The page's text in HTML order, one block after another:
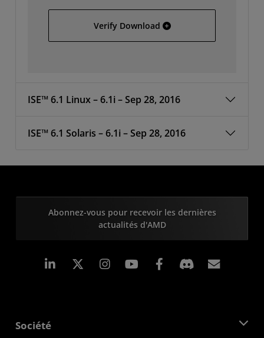
Verify Download ISE 6.1i - Windows
ISE™ 6.1 Linux – 6.1i – Sep 28, 2016
ISE™ 6.1 Solaris – 6.1i – Sep 28, 2016
Abonnez-vous pour recevoir les dernières
actualités d'AMD
LinkedIn Instagram Facebook
Société